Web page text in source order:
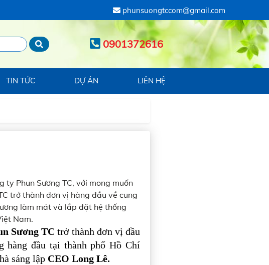
phunsuongtccom@gmail.com
0901372616
TIN TỨC DỰ ÁN LIÊN HỆ
ty Phun Sương TC, với mong muốn
trở thành đơn vị hàng đầu về cung
làm mát và lắp đặt hệ thống
Nam.
Sương TC trở thành đơn vị đầu
hàng đầu tại thành phố Hồ Chí
sáng lập CEO Long Lê.